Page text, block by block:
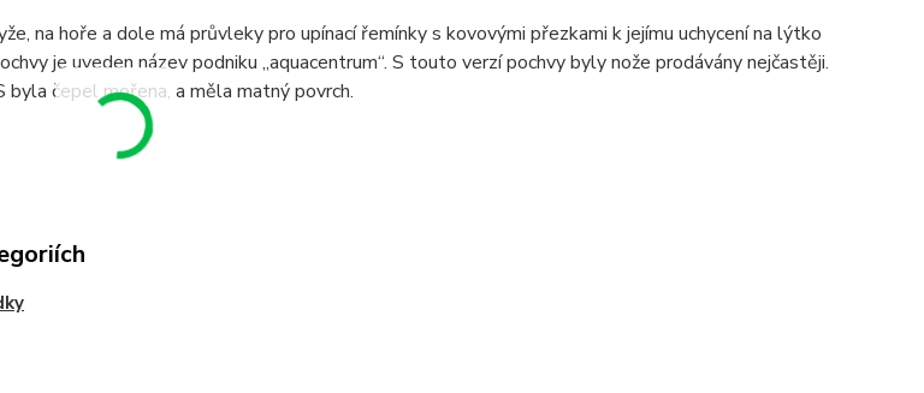
na hoře a dole má průvleky pro upínací řemínky s kovovými přezkami k jejímu uchycení na lýtko
je uveden název podniku „aquacentrum“. S touto verzí pochvy byly nože prodávány nejčastěji.
čepel mořena, a měla matný povrch.